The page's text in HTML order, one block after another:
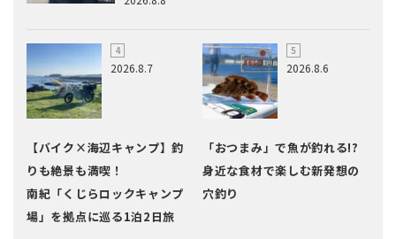
2026.8.7
【バイク×海辺キャンプ】釣
りも絶景も満喫！
南紀「くじらロックキャンプ
場」を拠点に巡る1泊2日旅
2026.8.6
「おつまみ」で魚が釣れる!?
身近な食材で楽しむ新発想の
穴釣り